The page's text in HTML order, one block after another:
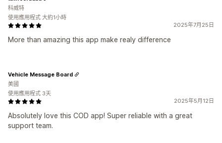
2025年7月25日
More than amazing this app make realy difference
科威特
使用應用程式 大約1小時
2025年5月12日
Absolutely love this COD app! Super reliable with a great
support team.
Vehicle Message Board
美國
使用應用程式 3天